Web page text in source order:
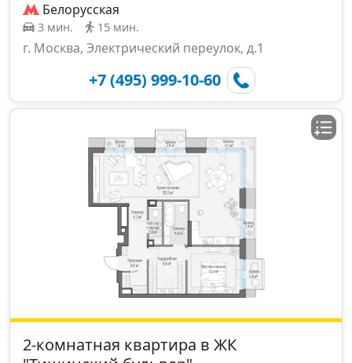
Белорусская
3 мин. 15 мин.
г. Москва, Электрический переулок, д.1
+7 (495) 999-10-60
2-комнатная квартира в ЖК